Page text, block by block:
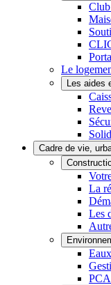
Le
Les aides
Cadre de vie,
La
Les